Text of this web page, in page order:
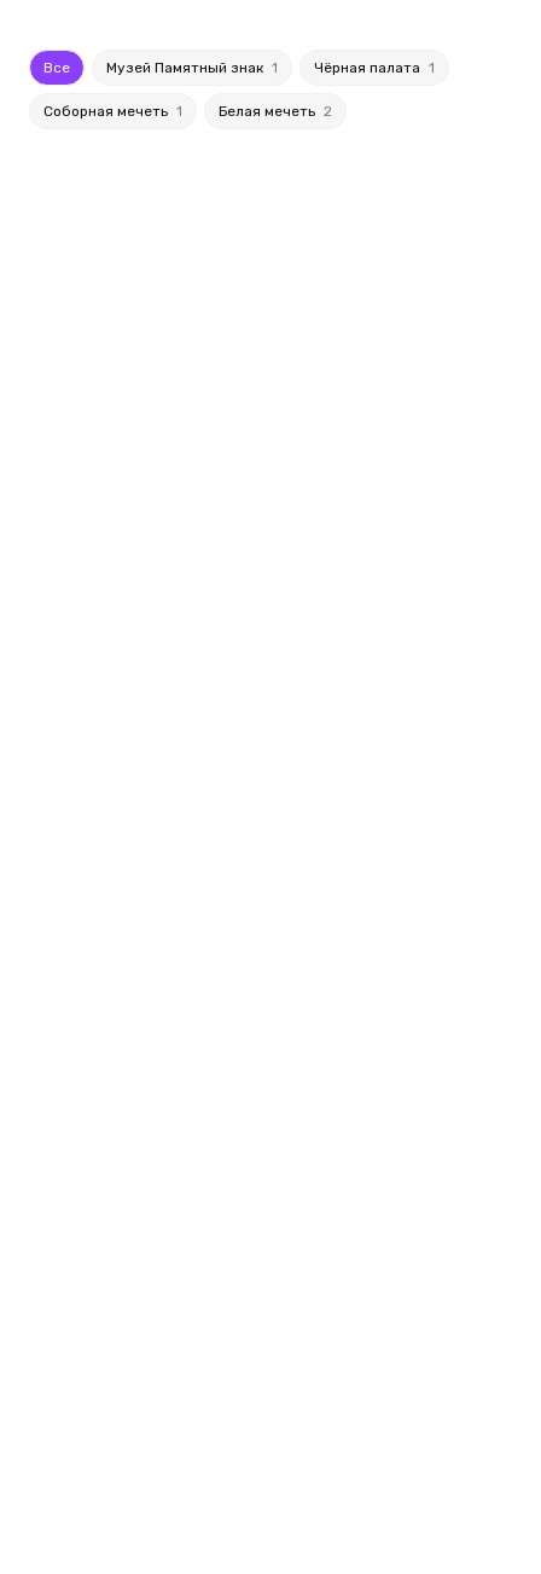
Все Музей Памятный знак 1 Чёрная палата 1
Соборная мечеть 1 Белая мечеть 2